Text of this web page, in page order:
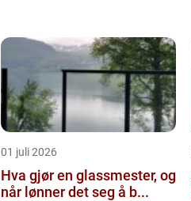
01 juli 2026
Hva gjør en glassmester, og
når lønner det seg å b...